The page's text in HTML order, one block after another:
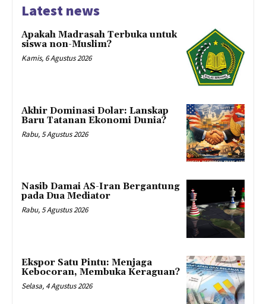
Latest news
Apakah Madrasah Terbuka untuk
siswa non-Muslim?
Kamis, 6 Agustus 2026
Akhir Dominasi Dolar: Lanskap
Baru Tatanan Ekonomi Dunia?
Rabu, 5 Agustus 2026
Nasib Damai AS-Iran Bergantung
pada Dua Mediator
Rabu, 5 Agustus 2026
Ekspor Satu Pintu: Menjaga
Kebocoran, Membuka Keraguan?
Selasa, 4 Agustus 2026